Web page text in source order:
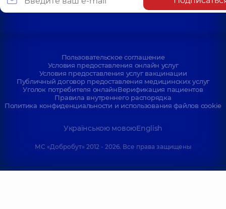
Пользовательское соглашение
Условия предоставления онлайн услуг
Условия предоставления услуг вакцинации
Публичный договор предоставления медицинских услуг
Уголок потребителя онлайнВерификация пациентов
Правила внутреннего распорядка
Политика конфиденциальности и использования файлов cookie
Українською мовоюEnglish
МС «Добробут» 2012 - 2026. Все права защищены